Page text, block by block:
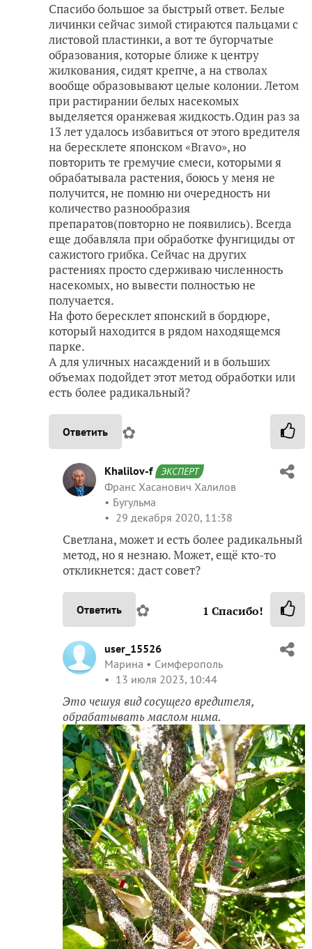
Спасибо большое за быстрый ответ. Белые
личинки сейчас зимой стираются пальцами с
листовой пластинки, а вот те бугорчатые
образования, которые ближе к центру
жилкования, сидят крепче, а на стволах
вообще образовывают целые колонии. Летом
при растирании белых насекомых
выделяется оранжевая жидкость.Один раз за
13 лет удалось избавиться от этого вредителя
на бересклете японском «Bravo», но
повторить те гремучие смеси, которыми я
обрабатывала растения, боюсь у меня не
получится, не помню ни очередность ни
количество разнообразия
препаратов(повторно не появились). Всегда
еще добавляла при обработке фунгициды от
сажистого грибка. Сейчас на других
растениях просто сдерживаю численность
насекомых, но вывести полностью не
получается.
На фото бересклет японский в бордюре,
который находится в рядом находящемся
парке.
А для уличных насаждений и в больших
объемах подойдет этот метод обработки или
есть более радикальный?
Ответить ✿
Khalilov-f ЭКСПЕРТ
Франс Хасанович Халилов
Бугульма
29 декабря 2020, 11:38
Светлана, может и есть более радикальный
метод, но я незнаю. Может, ещё кто-то
откликнется: даст совет?
Ответить ✿ 1 Спасибо!
user_15526
Марина
Симферополь
13 июля 2023, 10:44
Это чешуя вид сосущего вредителя,
обрабатывать маслом нима.